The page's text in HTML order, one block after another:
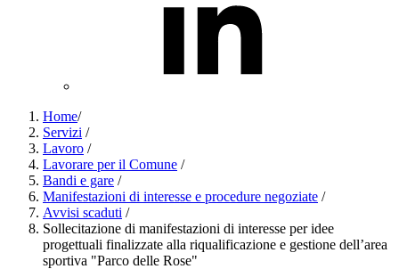
Home/
Servizi /
Lavoro /
Lavorare per il Comune /
Bandi e gare /
Manifestazioni di interesse e procedure negoziate /
Avvisi scaduti /
Sollecitazione di manifestazioni di interesse per idee
progettuali finalizzate alla riqualificazione e gestione dell’area
sportiva "Parco delle Rose"